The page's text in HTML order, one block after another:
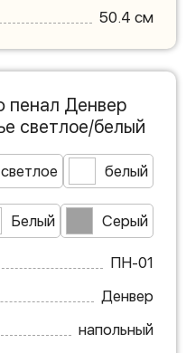
50.4 см
пенал Денвер
светлое/белый
белый
Белый Серый
ПН-01
Денвер
напольный